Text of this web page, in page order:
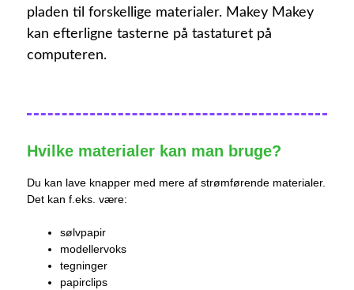
pladen til forskellige materialer. Makey Makey
kan efterligne tasterne på tastaturet på
computeren.
Hvilke materialer kan man bruge?
Du kan lave knapper med mere af strømførende materialer.
Det kan f.eks. være:
sølvpapir
modellervoks
tegninger
papirclips